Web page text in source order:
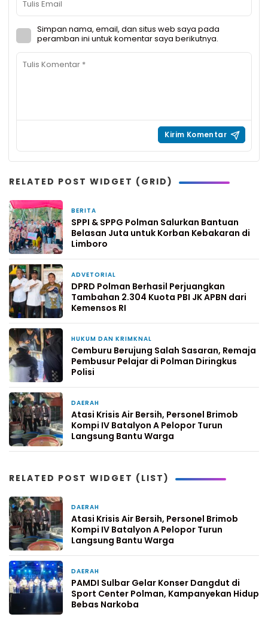
Simpan nama, email, dan situs web saya pada
peramban ini untuk komentar saya berikutnya.
RELATED POST WIDGET (GRID)
BERITA
SPPI & SPPG Polman Salurkan Bantuan
Belasan Juta untuk Korban Kebakaran di
Limboro
ADVETORIAL
DPRD Polman Berhasil Perjuangkan
Tambahan 2.304 Kuota PBI JK APBN dari
Kemensos RI
HUKUM DAN KRIMKNAL
Cemburu Berujung Salah Sasaran, Remaja
Pembusur Pelajar di Polman Diringkus
Polisi
DAERAH
Atasi Krisis Air Bersih, Personel Brimob
Kompi IV Batalyon A Pelopor Turun
Langsung Bantu Warga
RELATED POST WIDGET (LIST)
DAERAH
Atasi Krisis Air Bersih, Personel Brimob
Kompi IV Batalyon A Pelopor Turun
Langsung Bantu Warga
DAERAH
PAMDI Sulbar Gelar Konser Dangdut di
Sport Center Polman, Kampanyekan Hidup
Bebas Narkoba